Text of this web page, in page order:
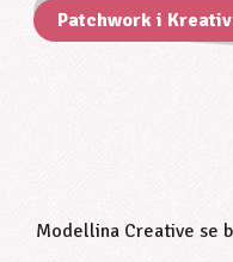
Patchwork i
Modellina Creative se